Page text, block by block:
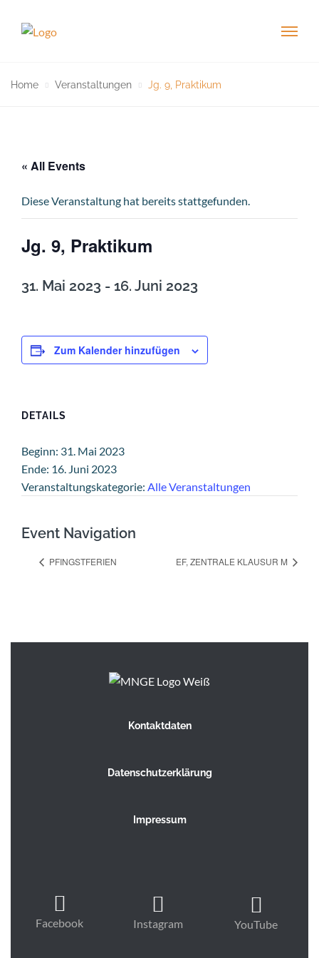
Home Veranstaltungen Jg. 9, Praktikum
« All Events
Diese Veranstaltung hat bereits stattgefunden.
Jg. 9, Praktikum
31. Mai 2023 - 16. Juni 2023
Zum Kalender hinzufügen
DETAILS
Beginn: 31. Mai 2023
Ende: 16. Juni 2023
Veranstaltungskategorie: Alle Veranstaltungen
Event Navigation
PFINGSTFERIEN EF, ZENTRALE KLAUSUR M
Kontaktdaten
Datenschutzerklärung
Impressum
Facebook Instagram YouTube